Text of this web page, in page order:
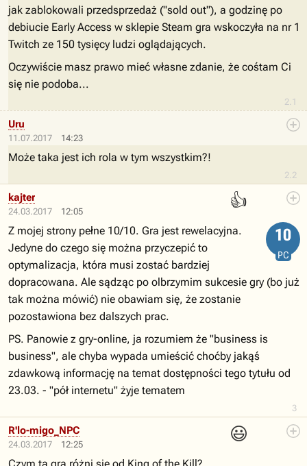
2.1
jak zablokowali przedsprzedaż ("sold out"), a godzinę po
debiucie Early Access w sklepie Steam gra wskoczyła na nr 1
Twitch ze 150 tysięcy ludzi oglądających.
Oczywiście masz prawo mieć własne zdanie, że cośtam Ci
się nie podoba...
11.07.2017 14:23
2.2
Uru
Może taka jest ich rola w tym wszystkim?!
24.03.2017 12:05
👍
3
kajter
10
PC
Z mojej strony pełne 10/10. Gra jest rewelacyjna.
Jedyne do czego się można przyczepić to
optymalizacja, która musi zostać bardziej
dopracowana. Ale sądząc po olbrzymim sukcesie gry (bo już
tak można mówić) nie obawiam się, że zostanie
pozostawiona bez dalszych prac.
PS. Panowie z gry-online, ja rozumiem że "business is
business", ale chyba wypada umieścić choćby jakąś
zdawkową informację na temat dostępności tego tytułu od
23.03. - "pół internetu" żyje tematem
24.03.2017 12:25
😃
R'lo-migo_NPC